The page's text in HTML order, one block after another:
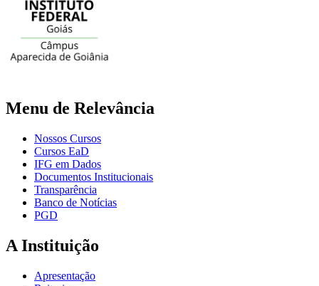
Menu de Relevância
Nossos Cursos
Cursos EaD
IFG em Dados
Documentos Institucionais
Transparência
Banco de Notícias
PGD
A Instituição
Apresentação